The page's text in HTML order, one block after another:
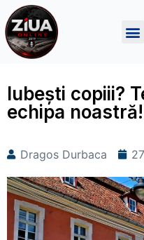
Iubești copiii?
echipa noastră!
Dragos Durbaca